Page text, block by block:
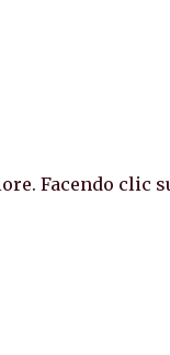
Facendo clic